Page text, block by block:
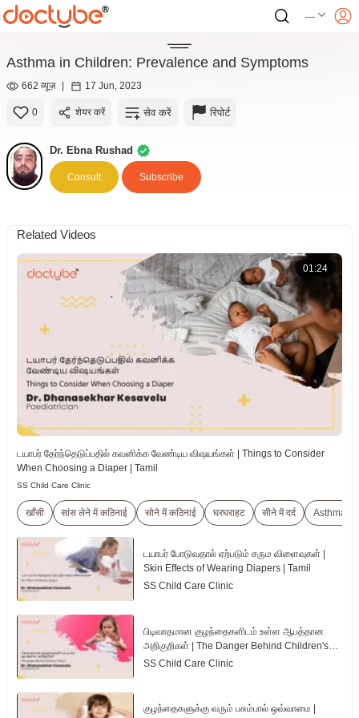
---
Asthma in Children: Prevalence and Symptoms
662 व्यूज़ | 17 Jun, 2023
0 शेयर करें सेव करें रिपोर्ट
Dr. Ebna Rushad
Consult Subscribe
Related Videos
01:24
டயாபர் தேர்ந்தெடுப்பதில் கவனிக்க வேண்டிய விஷயங்கள் | Things to Consider
When Choosing a Diaper | Tamil
SS Child Care Clinic
खाँसी सांस लेने में कठिनाई सोने में कठिनाई घरघराहट सीने में दर्द Asthma
டயாபர் போடுவதால் ஏற்படும் சரும விளைவுகள் |
Skin Effects of Wearing Diapers | Tamil
SS Child Care Clinic
பிடிவாதமான குழந்தைகளிடம் உள்ள ஆபத்தான
அறிகுறிகள் | The Danger Behind Children's
Tantrum | Tamil
SS Child Care Clinic
குழந்தைகளுக்கு வரும் பசும்பால் ஒவ்வாமை |